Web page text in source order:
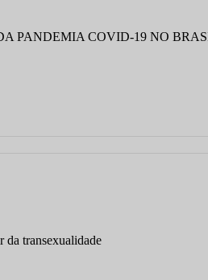
PANDEMIA COVID-19 NO
transexualidade